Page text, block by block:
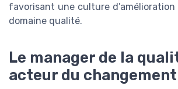
favorisant une culture
domaine qualité.
Le manager de la
acteur du changement